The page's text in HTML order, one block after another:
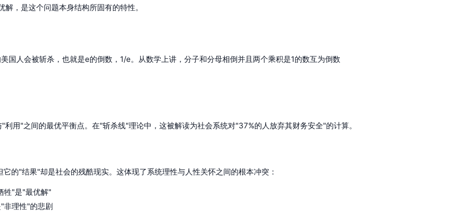
，是这个问题本身结构所固有的特性。
国人会被斩杀，也就是e的倒数，1/e。从数学上讲，分子和分母相倒并且两个乘积是1的数互为倒数
用"之间的最优平衡点。在"斩杀线"理论中，这被解读为社会系统对"37%的人放弃其财务安全"的计算。
的"结果"却是社会的残酷现实。这体现了系统理性与人性关怀之间的根本冲突：
牲"是"最优解"
非理性"的悲剧